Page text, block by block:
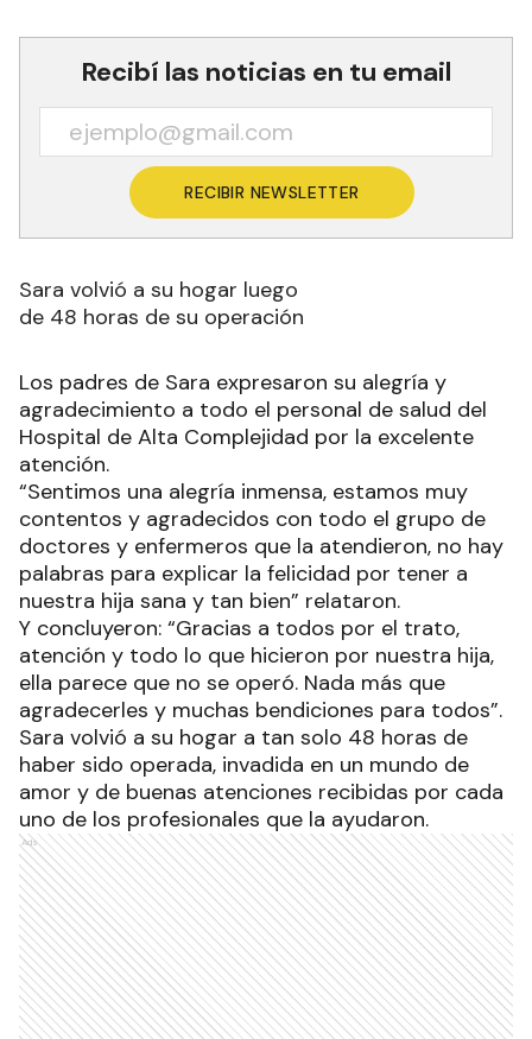
Recibí las noticias en tu email
RECIBIR NEWSLETTER
Sara volvió a su hogar luego
de 48 horas de su operación
Los padres de Sara expresaron su alegría y
agradecimiento a todo el personal de salud del
Hospital de Alta Complejidad por la excelente
atención.
“Sentimos una alegría inmensa, estamos muy
contentos y agradecidos con todo el grupo de
doctores y enfermeros que la atendieron, no hay
palabras para explicar la felicidad por tener a
nuestra hija sana y tan bien” relataron.
Y concluyeron: “Gracias a todos por el trato,
atención y todo lo que hicieron por nuestra hija,
ella parece que no se operó. Nada más que
agradecerles y muchas bendiciones para todos”.
Sara volvió a su hogar a tan solo 48 horas de
haber sido operada, invadida en un mundo de
amor y de buenas atenciones recibidas por cada
uno de los profesionales que la ayudaron.
Ads